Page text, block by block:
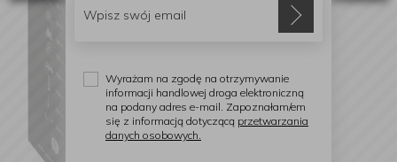
Wyrażam na zgodę na otrzymywanie
informacji handlowej droga elektroniczną
na podany adres e-mail. Zapoznałam/em
się z informacją dotyczącą przetwarzania
danych osobowych.